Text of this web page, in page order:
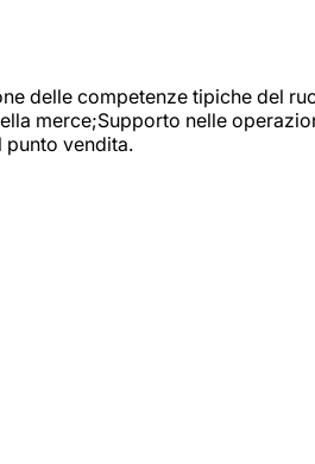
delle competenze tipiche del
merce;Supporto nelle
punto vendita.